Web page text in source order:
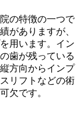
の特徴の一つで
がありますが、
用います。イン
歯が残っている
方向からインプ
リフトなどの術
欠です。